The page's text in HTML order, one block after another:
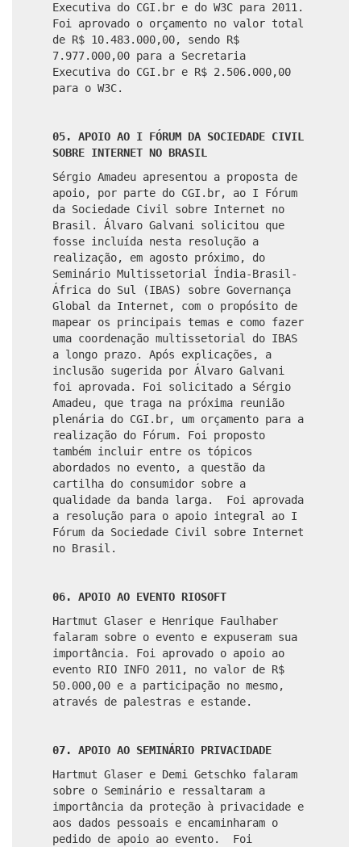
Executiva do CGI.br e do W3C para 2011.
Foi aprovado o orçamento no valor total
de R$ 10.483.000,00, sendo R$
7.977.000,00 para a Secretaria
Executiva do CGI.br e R$ 2.506.000,00
para o W3C.
05. APOIO AO I FÓRUM DA SOCIEDADE CIVIL
SOBRE INTERNET NO BRASIL
Sérgio Amadeu apresentou a proposta de
apoio, por parte do CGI.br, ao I Fórum
da Sociedade Civil sobre Internet no
Brasil. Álvaro Galvani solicitou que
fosse incluída nesta resolução a
realização, em agosto próximo, do
Seminário Multissetorial Índia-Brasil-
África do Sul (IBAS) sobre Governança
Global da Internet, com o propósito de
mapear os principais temas e como fazer
uma coordenação multissetorial do IBAS
a longo prazo. Após explicações, a
inclusão sugerida por Álvaro Galvani
foi aprovada. Foi solicitado a Sérgio
Amadeu, que traga na próxima reunião
plenária do CGI.br, um orçamento para a
realização do Fórum. Foi proposto
também incluir entre os tópicos
abordados no evento, a questão da
cartilha do consumidor sobre a
qualidade da banda larga. Foi aprovada
a resolução para o apoio integral ao I
Fórum da Sociedade Civil sobre Internet
no Brasil.
06. APOIO AO EVENTO RIOSOFT
Hartmut Glaser e Henrique Faulhaber
falaram sobre o evento e expuseram sua
importância. Foi aprovado o apoio ao
evento RIO INFO 2011, no valor de R$
50.000,00 e a participação no mesmo,
através de palestras e estande.
07. APOIO AO SEMINÁRIO PRIVACIDADE
Hartmut Glaser e Demi Getschko falaram
sobre o Seminário e ressaltaram a
importância da proteção à privacidade e
aos dados pessoais e encaminharam o
pedido de apoio ao evento. Foi